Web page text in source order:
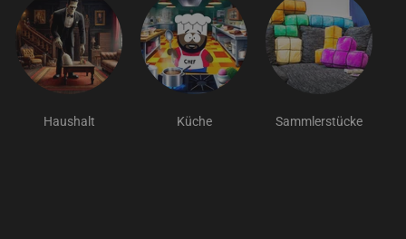
Haushalt Küche Sammlerstücke